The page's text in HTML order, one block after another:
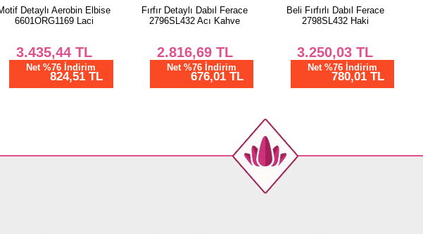
Fırfır Detaylı Dabıl Ferace
2796SL432 Acı Kahve
2.816,69TL
Net %76 İndirim
676,01 TL
Beli Fırfırlı Dabıl Ferace
2798SL432 Haki
3.250,03TL
Net %76 İndirim
780,01 TL
Önden Düğmeli Nakışlı
Ferace 2862SL432 Siyah
3.750,03 TL
Net %76 İndirim
900,01 TL